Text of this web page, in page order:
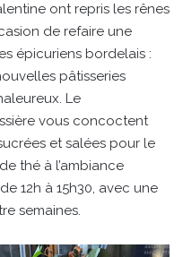
ont repris les rênes
de refaire une
épicuriens bordelais :
pâtisseries
Le
vous concoctent
et salées pour le
thé à l’ambiance
12h à 15h30, avec une
semaines.